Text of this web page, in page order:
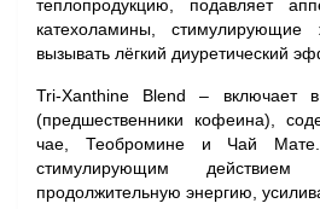
теплопродукцию, подавляет
катехоламины, стимулирующие
вызывать лёгкий диуретический
Tri-Xanthine Blend– включает
(предшественники кофеина),
чае, Теобромине и Чай
стимулирующим
продолжительную энергию,